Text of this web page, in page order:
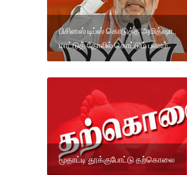
பிசினஸ் டிப்ஸ் கொடுத்த அமித்ஷா..
மாட்டுத் தோலில் கொட்டும் பணம்
மூதாட்டி தூக்குபோட்டு தற்கொலை